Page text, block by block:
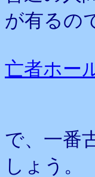
が有るの
亡者ホー
で、一番
しょう。